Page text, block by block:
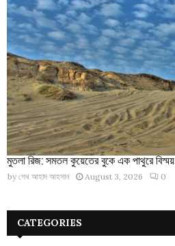
মুতলা রিজ: সমতল কুয়েতের বুকে এক পাথুরে বিস্ময়
by শেখ আহাদ আহসান August 3, 2026 0
CATEGORIES